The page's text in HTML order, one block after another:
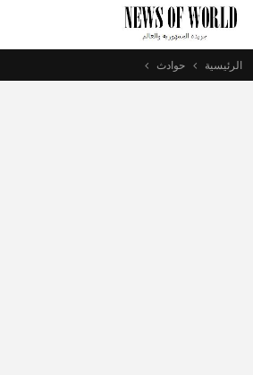
الرئيسية حوادث